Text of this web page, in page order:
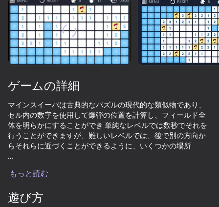
デバイスを回転させる
このゲームは横向きのみ
対応しています
ゲームの詳細
マインスイーパは古典的なパズルの現代的な類似物であり、
セル内の数字を使用して爆弾の位置を計算し、フィールド全
体を明らかにすることができ 単純なレベルでは数秒でそれを
行うことができますが、難しいレベルでは、後で別の方向か
らそれらに近づくことができるように、いくつかの場所
供されています。
-通常の難易度の5つのレベル+あなた自身を設定する機能。
もっと読む
遊び方